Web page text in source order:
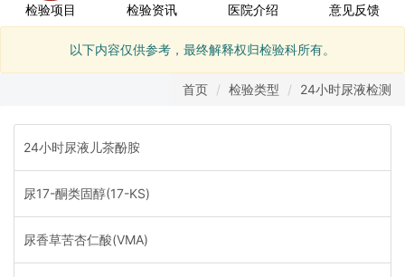
检验项目 检验资讯 医院介绍 意见反馈
以下内容仅供参考，最终解释权归检验科所有。
首页 检验类型 24小时尿液检测
24小时尿液儿茶酚胺
尿17-酮类固醇(17-KS)
尿香草苦杏仁酸(VMA)